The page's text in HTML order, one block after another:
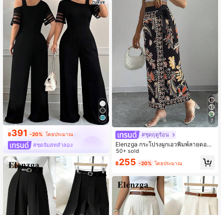
฿391 -20% โดยประมาณ
#ชุดจั๊มสูทลำลอง
7
#ชุดฤดูร้อน
Elenzga กระโปรงผูกเอวพิมพ์ลายดอกไ
ม้สำหรับผู้หญิง
50+ sold
฿255 -20% โดยประมาณ